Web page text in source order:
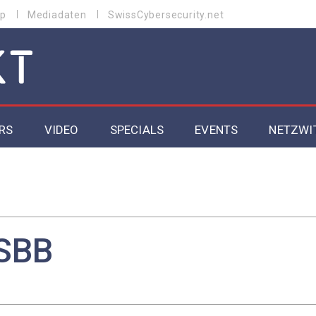
Mediadaten SwissCybersecurity.net
VIDEO SPECIALS EVENTS